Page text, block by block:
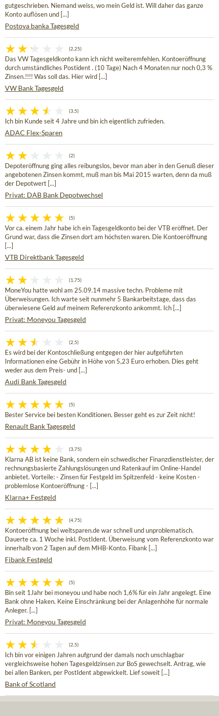
gutgeschrieben. Niemand weiss, wo mein Geld ist. Will daher das ganze
Konto auflösen und [...]
Postova banka Tagesgeld
(2,25)
Das VW Tagesgeldkonto kann ich nicht weiteremfehlen. Kontoeröffnung
durch umständliches Postident . (10 Tage) Nach 4 Monaten nur noch 0,3 %
Zinsen.!!!! Was soll das. Hier wird [...]
VW Bank Tagesgeld
(3,5)
Ich bin Kunde seit 4 Jahre und bin ich eigentlich zufrieden.
ADAC Flex-Sparen
(2)
Depoteröffnung ging alles reibungslos, bevor man aber in den Genuß dieser
angebotenen Zinsen kommt, muß man bis Mai 2015 warten, denn da muß
der Depotwert [...]
Privat: DAB Bank Depotwechsel
(5)
Vor ca. einem Jahr habe ich ein Tagesgeldkonto bei der VTB eröffnet. Der
Grund war, dass die Zinsen dort am höchsten waren. Die Kontoeröffnung
[...]
VTB Direktbank Tagesgeld
(1,75)
MoneYou hatte wohl am 25.09.14 massive techn. Probleme mit
Überweisungen. Ich warte seit nunmehr 5 Bankarbeitstage, dass das
überwiesene Geld auf meinem Referenzkonto ankommt. Ich [...]
Privat: Moneyou Tagesgeld
(2,5)
Es wird bei der Kontoschließung entgegen der hier aufgeführten
Informationen eine Gebühr in Höhe von 5,23 Euro erhoben. Dies geht
weder aus dem Preis- und [...]
Audi Bank Tagesgeld
(5)
Bester Service bei besten Konditionen. Besser geht es zur Zeit nicht!
Renault Bank Tagesgeld
(3,75)
Klarna AB ist keine Bank, sondern ein schwedischer Finanzdienstleister, der
rechnungsbasierte Zahlungslösungen und Ratenkauf im Online-Handel
anbietet. Vorteile: - Zinsen für Festgeld im Spitzenfeld - keine Kosten -
problemlose Kontoeröffnung - [...]
Klarna+ Festgeld
(4,75)
Kontoeröffnung bei weltsparen.de war schnell und unproblematisch.
Dauerte ca. 1 Woche inkl. PostIdent. Überweisung vom Referenzkonto war
innerhalb von 2 Tagen auf dem MHB-Konto. Fibank [...]
Fibank Festgeld
(5)
Bin seit 1Jahr bei moneyou und habe noch 1,6% für ein Jahr angelegt. Eine
Bank ohne Haken. Keine Einschränkung bei der Anlagenhöhe für normale
Anleger. [...]
Privat: Moneyou Tagesgeld
(2,5)
Ich bin vor einigen Jahren aufgrund der damals noch unschlagbar
vergleichsweise hohen Tagesgeldzinsen zur BoS gewechselt. Antrag, wie
bei allen Banken, per PostIdent abgewickelt. Lief soweit [...]
Bank of Scotland